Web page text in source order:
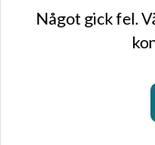
Något gick fel.